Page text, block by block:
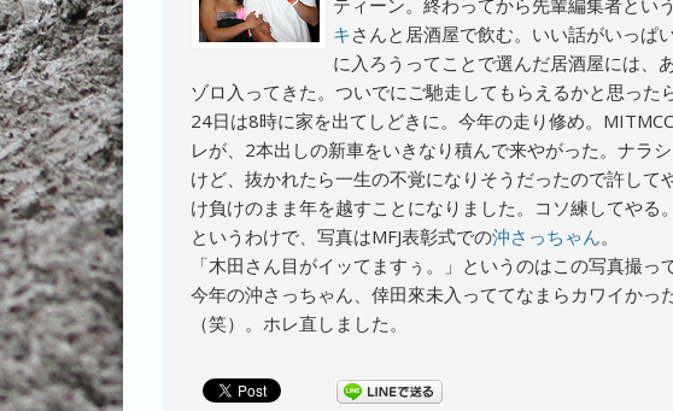
ティーン。終わってから先輩編集者とい
キさんと居酒屋で飲む。いい話がいっぱ
に入ろうってことで選んだ居酒屋には、
ゾロ入ってきた。ついでにご馳走してもらえるかと思った
24日は8時に家を出てしどきに。今年の走り修め。
レが、2本出しの新車をいきなり積んで来やがった。ナラ
けど、抜かれたら一生の不覚になりそうだったので許して
け負けのまま年を越すことになりました。コソ練してやる。
というわけで、写真はMFJ表彰式での沖さっちゃん。
「木田さん目がイッてますぅ。」というのはこの写真撮っ
今年の沖さっちゃん、倖田來未入っててなまらカワイかっ
（笑）。ホレ直しました。